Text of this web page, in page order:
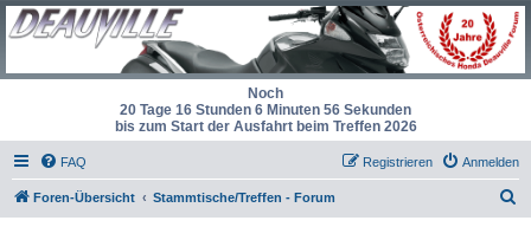
Noch
20 Tage 16 Stunden 6 Minuten 56 Sekunden
bis zum Start der Ausfahrt beim Treffen 2026
FAQ Anmelden
Registrieren
Foren-Übersicht Stammtische/Treffen - Forum